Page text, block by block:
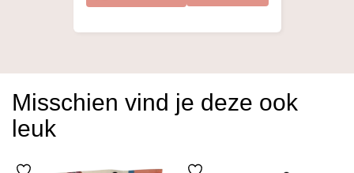
Misschien vind je deze ook
leuk